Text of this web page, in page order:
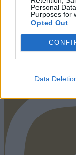
Personal
Purposes for
Opted Out
Data